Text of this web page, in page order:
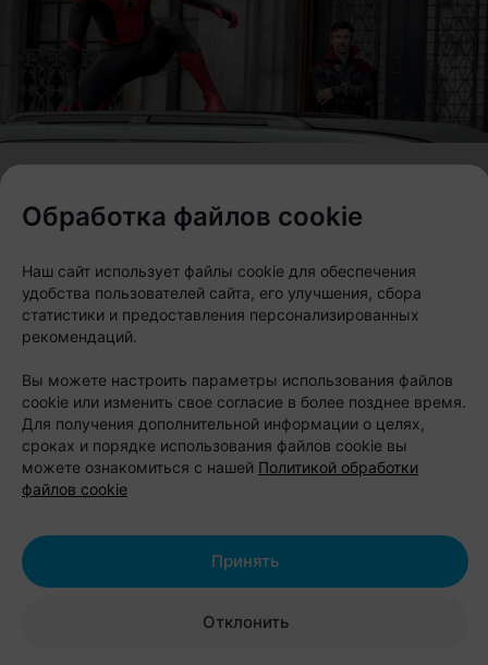
паук: Нет пути домой» обрушил сайты
НОВОСТИ
сомелье и фильмы-концерты: что
Обработка файлов cookie
Наш сайт использует файлы cookie для обеспечения
удобства пользователей сайта, его улучшения, сбора
статистики и предоставления персонализированных
рекомендаций.
Вы можете настроить параметры использования файлов
cookie или изменить свое согласие в более позднее время.
Для получения дополнительной информации о целях,
сроках и порядке использования файлов cookie вы
можете ознакомиться с нашей Политикой обработки
файлов cookie
Отклонить
Принять